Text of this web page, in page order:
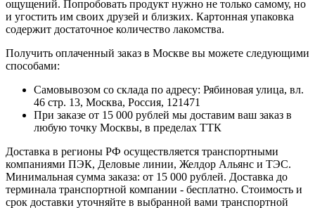
ощущений. Попробовать продукт нужно не только самому, но
и угостить им своих друзей и близких. Картонная упаковка
содержит достаточное количество лакомства.
Получить оплаченный заказ в Москве вы можете следующими
способами:
Самовывозом со склада по адресу: Рябиновая улица, вл.
46 стр. 13, Москва, Россия, 121471
При заказе от 15 000 рублей мы доставим ваш заказ в
любую точку Москвы, в пределах ТТК
Доставка в регионы РФ осуществляется транспортными
компаниями ПЭК, Деловые линии, Желдор Альянс и ТЭС.
Минимальная сумма заказа: от 15 000 рублей. Доставка до
терминала транспортной компании - бесплатно. Стоимость и
срок доставки уточняйте в выбранной вами транспортной